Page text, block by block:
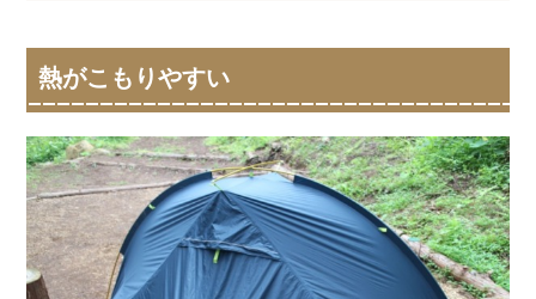
熱がこもりやすい